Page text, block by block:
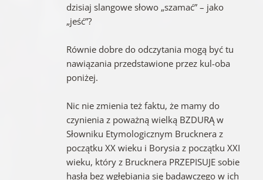
dzisiaj slangowe słowo „szamać” – jako
„jeść”?
Równie dobre do odczytania mogą być tu
nawiązania przedstawione przez kul-oba
poniżej.
Nic nie zmienia też faktu, że mamy do
czynienia z poważną wielką BZDURĄ w
Słowniku Etymologicznym Brucknera z
początku XX wieku i Borysia z początku XXI
wieku, który z Brucknera PRZEPISUJE sobie
hasła bez wgłębiania się badawczego w ich